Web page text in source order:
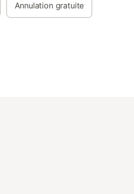
Annulation gratuite